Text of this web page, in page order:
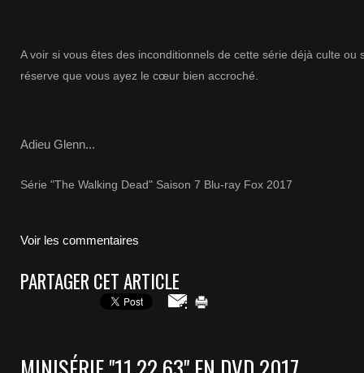
A voir si vous êtes des inconditionnels de cette série déjà culte ou
réserve que vous ayez le cœur bien accroché.
Adieu Glenn...
Série "The Walking Dead" Saison 7 Blu-ray Fox 2017
Voir les commentaires
PARTAGER CET ARTICLE